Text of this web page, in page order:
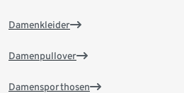
Damenkleider
Damenpullover
Damensporthosen